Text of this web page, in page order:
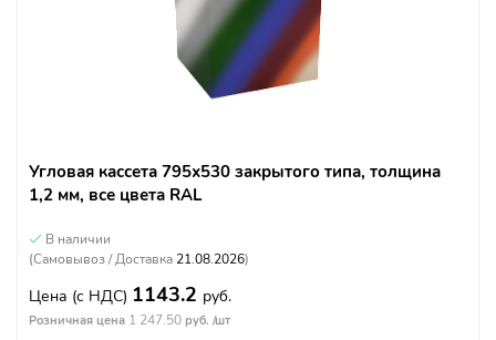
Угловая кассета 795х530 закрытого типа, толщина
1,2 мм, все цвета RAL
В наличии
(Самовывоз / Доставка 21.08.2026)
Цена (с НДС) 1143.2 руб.
Розничная цена 1 247.50 руб. /шт